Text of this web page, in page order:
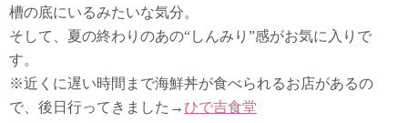
槽の底にいるみたいな気分。
そして、夏の終わりのあの“しんみり”感がお気に入りで
す。
※近くに遅い時間まで海鮮丼が食べられるお店があるの
で、後日行ってきました→ ひで吉食堂